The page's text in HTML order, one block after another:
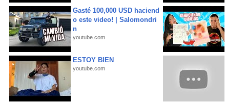
Gasté 100,000 USD haciend
o este video! | Salomondri
n
youtube.com
ESTOY BIEN
youtube.com